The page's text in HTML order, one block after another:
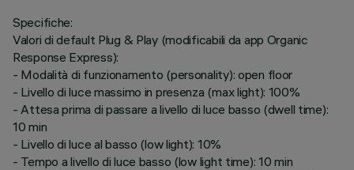
Specifiche:
Valori di default Plug & Play (modificabili da app Organic
Response Express):
- Modalità di funzionamento (personality): open floor
- Livello di luce massimo in presenza (max light): 100%
- Attesa prima di passare a livello di luce basso (dwell time):
10 min
- Livello di luce al basso (low light): 10%
- Tempo a livello di luce basso (low light time): 10 min